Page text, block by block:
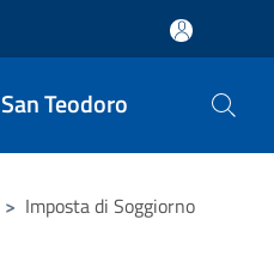
Teodoro
> Imposta di Soggiorno